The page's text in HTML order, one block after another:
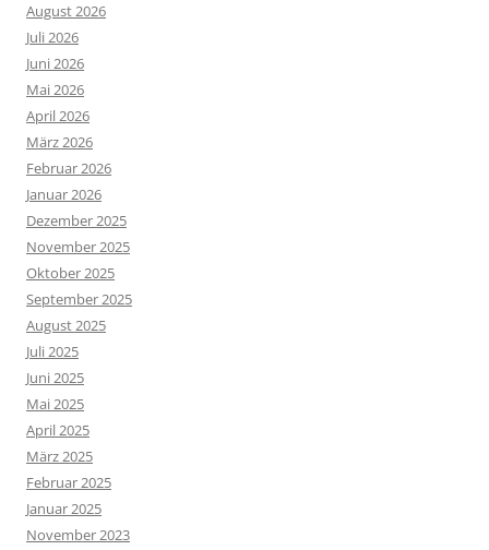
August 2026
Juli 2026
Juni 2026
Mai 2026
April 2026
März 2026
Februar 2026
Januar 2026
Dezember 2025
November 2025
Oktober 2025
September 2025
August 2025
Juli 2025
Juni 2025
Mai 2025
April 2025
März 2025
Februar 2025
Januar 2025
November 2023